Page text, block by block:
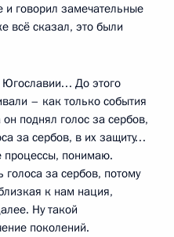
и говорил замечательные
всё сказал, это были
Югославии… До этого
– как только события
поднял голос за сербов,
за сербов, в их защиту…
понимаю.
за сербов, потому
к нам нация,
Ну такой
поколений.